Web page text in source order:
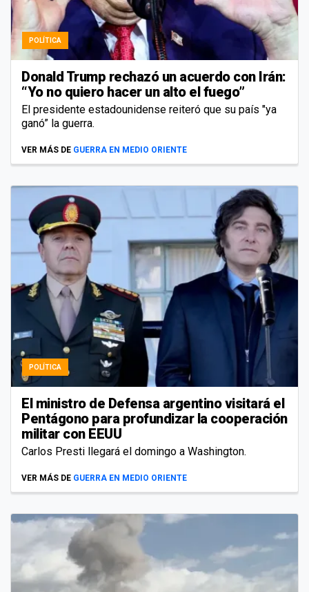
POLÍTICA
Donald Trump rechazó un acuerdo con Irán:
“Yo no quiero hacer un alto el fuego”
El presidente estadounidense reiteró que su país "ya
ganó” la guerra.
VER MÁS DE GUERRA EN MEDIO ORIENTE
POLÍTICA
El ministro de Defensa argentino visitará el
Pentágono para profundizar la cooperación
militar con EEUU
Carlos Presti llegará el domingo a Washington.
VER MÁS DE GUERRA EN MEDIO ORIENTE